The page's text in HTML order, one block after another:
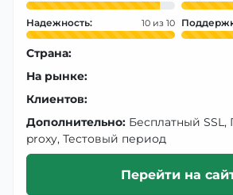
Надежность: 10
Страна:
На рынке:
Клиентов:
Дополнительно: Бесплатный
proxy, Тестовый период
Перейти на